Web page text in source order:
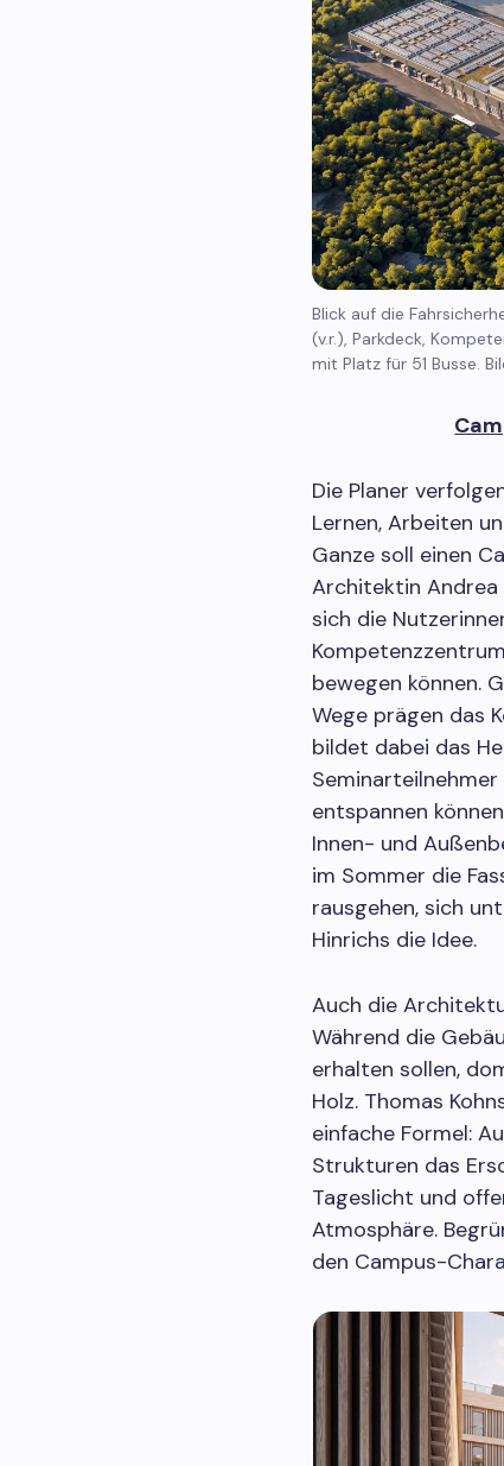
Blick auf die
(v.r.), Parkdeck,
mit Platz für 51 Busse.
Die Planer
Lernen, Arbeiten
Ganze soll einen
Architektin Andrea
sich die
bewegen können.
Wege prägen das
bildet dabei das
entspannen
Innen- und
im Sommer die
rausgehen, sich
Hinrichs die Idee.
Auch die
Während die
erhalten sollen,
Holz. Thomas
einfache Formel:
Strukturen das
Tageslicht und
Atmosphäre.
den Campus-